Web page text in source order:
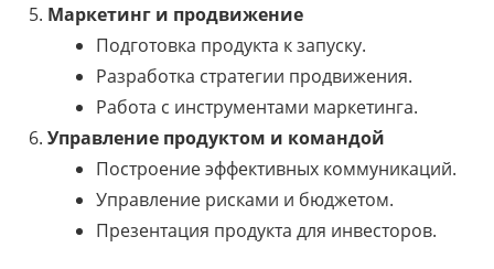
Маркетинг и продвижение
Подготовка продукта к запуску.
Разработка стратегии продвижения.
Работа с инструментами маркетинга.
Управление продуктом и командой
Построение эффективных коммуникаций.
Управление рисками и бюджетом.
Презентация продукта для инвесторов.